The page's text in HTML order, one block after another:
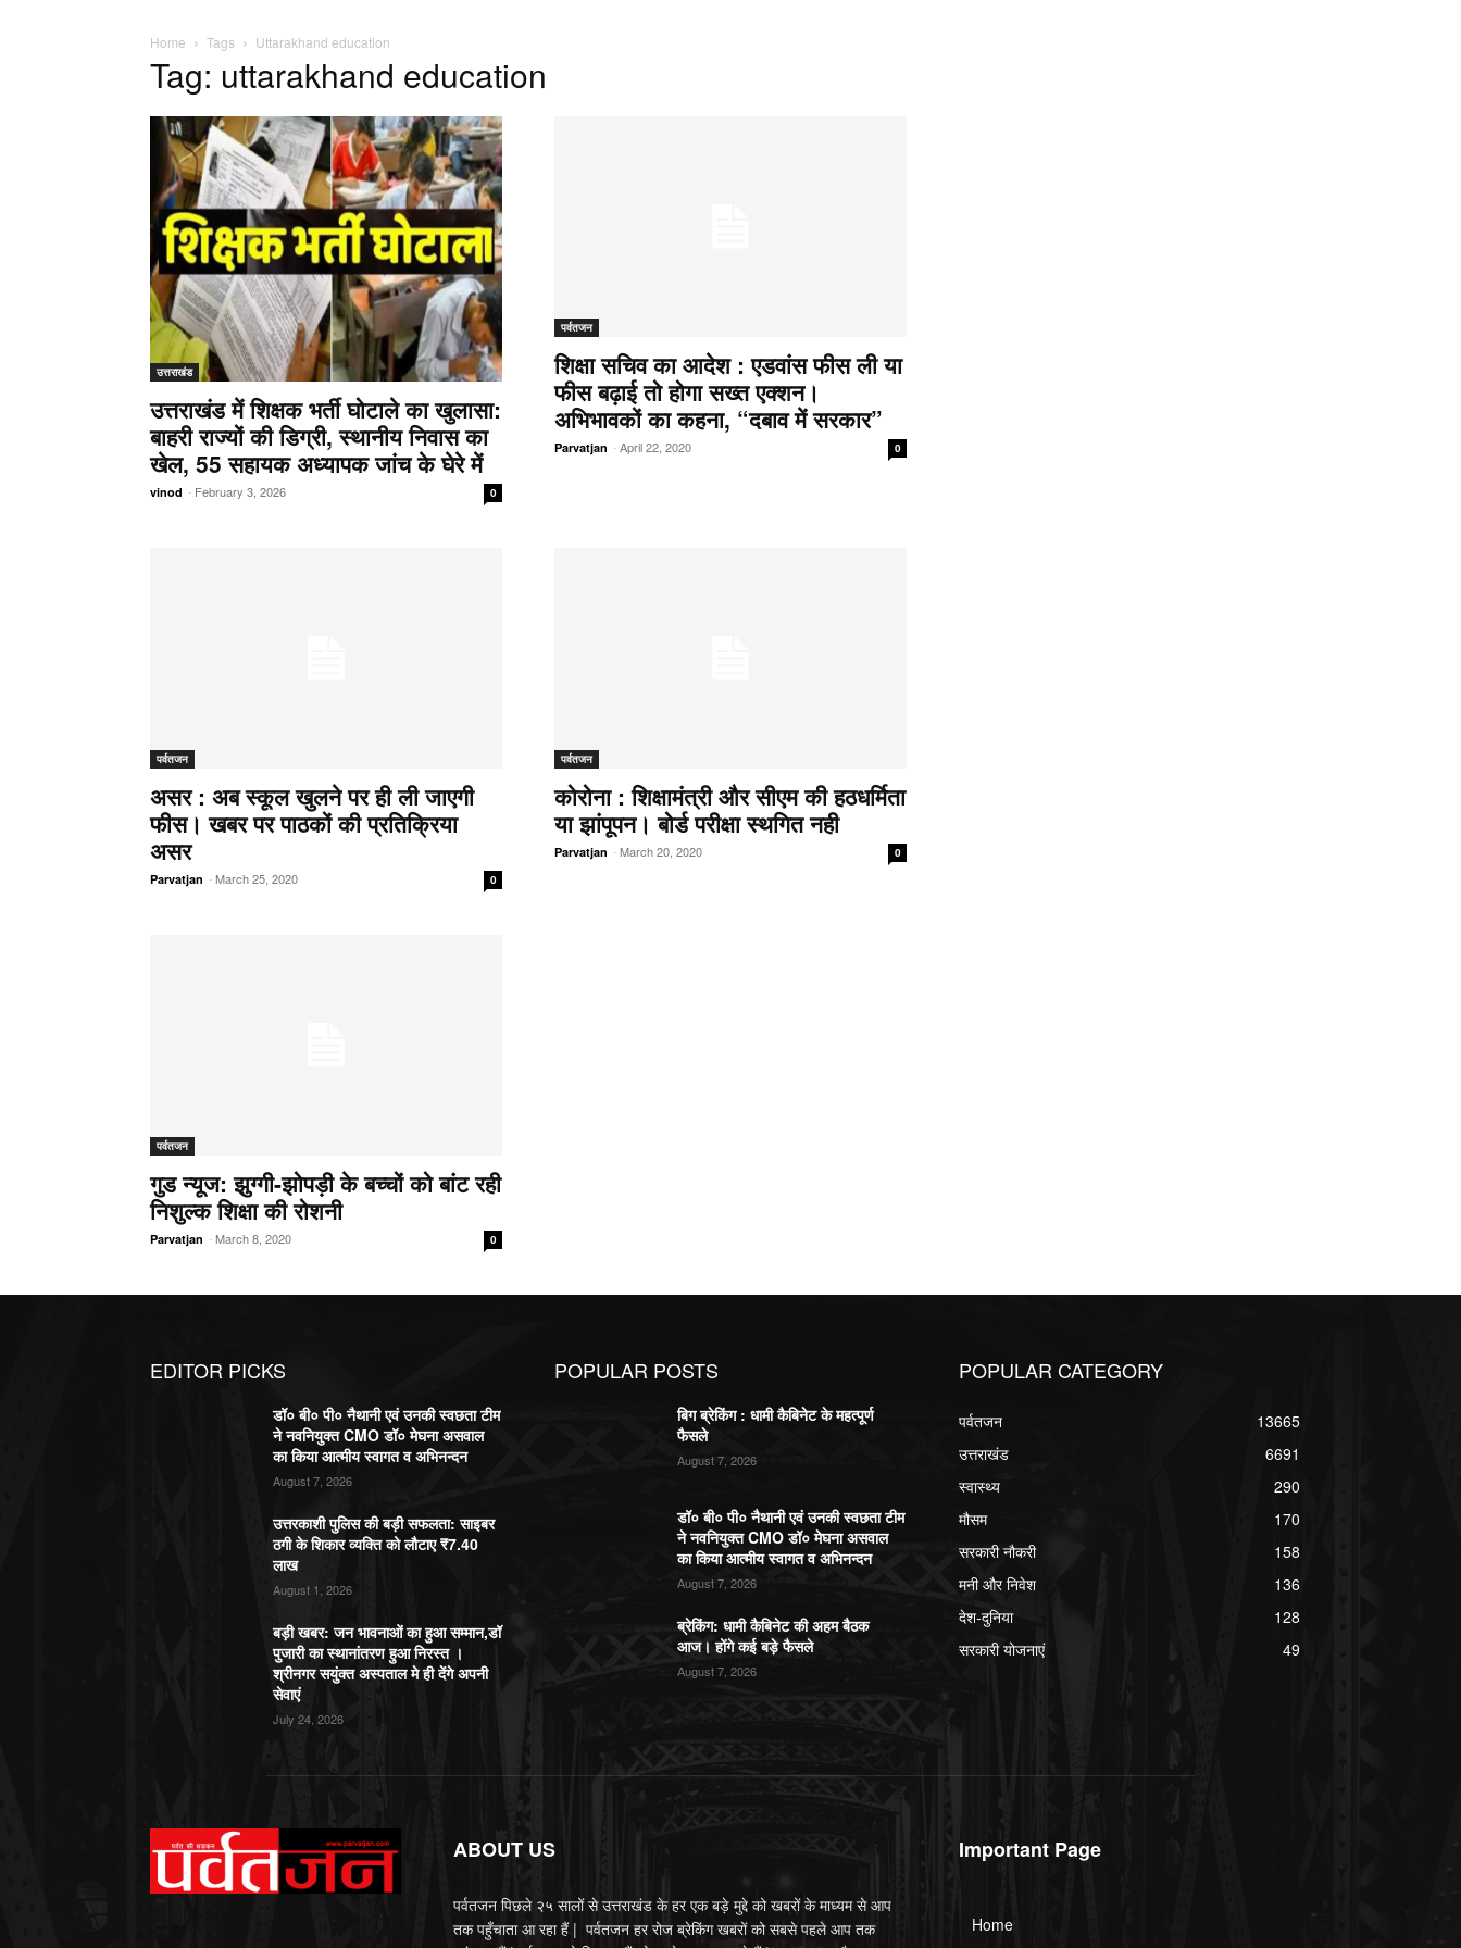
Home Tags Uttarakhand education
Tag: uttarakhand education
उत्तराखंड
उत्तराखंड में शिक्षक भर्ती घोटाले का खुलासा:
बाहरी राज्यों की डिग्री, स्थानीय निवास का
खेल, 55 सहायक अध्यापक जांच के घेरे में
vinod - February 3, 2026 0
पर्वतजन
शिक्षा सचिव का आदेश : एडवांस फीस ली या
फीस बढ़ाई तो होगा सख्त एक्शन।
अभिभावकों का कहना, “दबाव में सरकार”
Parvatjan -April 22, 2020 0
पर्वतजन
असर : अब स्कूल खुलने पर ही ली जाएगी
फीस। खबर पर पाठकों की प्रतिक्रिया
असर
Parvatjan -March 25, 2020 0
पर्वतजन
कोरोना : शिक्षामंत्री और सीएम की हठधर्मिता
या झांपूपन। बोर्ड परीक्षा स्थगित नही
Parvatjan -March 20, 2020 0
पर्वतजन
गुड न्यूज: झुग्गी-झोपड़ी के बच्चों को बांट रही
निशुल्क शिक्षा की रोशनी
Parvatjan -March 8, 2020 0
EDITOR PICKS
डॉ० बी० पी० नैथानी एवं उनकी स्वछता टीम
ने नवनियुक्त CMO डॉ० मेघना असवाल
का किया आत्मीय स्वागत व अभिनन्दन
August 7, 2026
उत्तरकाशी पुलिस की बड़ी सफलता: साइबर
ठगी के शिकार व्यक्ति को लौटाए ₹7.40
लाख
August 1, 2026
बड़ी खबर: जन भावनाओं का हुआ सम्मान,डॉ
पुजारी का स्थानांतरण हुआ निरस्त ।
श्रीनगर सयुंक्त अस्पताल मे ही देंगे अपनी
सेवाएं
July 24, 2026
POPULAR POSTS
बिग ब्रेकिंग : धामी कैबिनेट के महत्पूर्ण
फैसले
August 7, 2026
डॉ० बी० पी० नैथानी एवं उनकी स्वछता टीम
ने नवनियुक्त CMO डॉ० मेघना असवाल
का किया आत्मीय स्वागत व अभिनन्दन
August 7, 2026
ब्रेकिंग: धामी कैबिनेट की अहम बैठक
आज। होंगे कई बड़े फैसले
August 7, 2026
POPULAR CATEGORY
पर्वतजन
13665
उत्तराखंड
6691
स्वास्थ्य
290
मौसम
170
सरकारी नौकरी
158
मनी और निवेश
136
देश-दुनिया
128
सरकारी योजनाएं
49
ABOUT US
पर्वतजन पिछले २५ सालों से उत्तराखंड के हर एक बड़े मुद्दे को खबरों के माध्यम से आप
तक पहुँचाता आ रहा हैं | पर्वतजन हर रोज ब्रेकिंग खबरों को सबसे पहले आप तक
Important Page
Home